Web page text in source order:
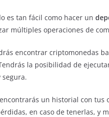
es tan fácil como hacer un
múltiples operaciones de
encontrar criptomonedas
la posibilidad de
un historial con
en caso de tenerlas, y